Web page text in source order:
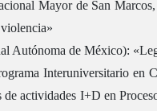
Mayor de San
Autónoma de México):
Interuniversitario
de actividades I+D en